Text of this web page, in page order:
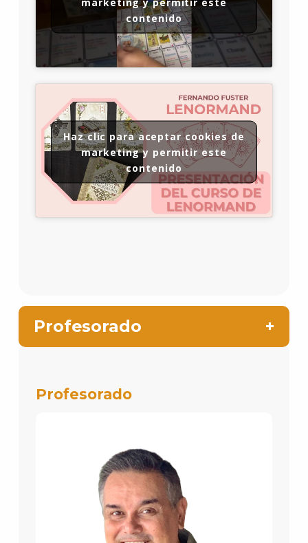
contenido
Haz clic para aceptar cookies de
marketing y permitir este
contenido
Profesorado
Profesorado